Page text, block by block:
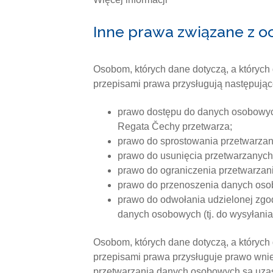
Inne prawa związane z
Osobom, których dane dotyczą, a
przepisami prawa przysługują
prawo dostępu do danych
Regata Čechy przetwarza;
prawo do sprostowania
prawo do usunięcia
prawo do ograniczenia
prawo do przenoszenia danych
prawo do odwołania udzielonej
danych osobowych (tj. do
Osobom, których dane dotyczą, a
przepisami prawa przysługuje prawo